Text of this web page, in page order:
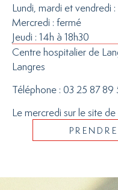
Lundi, mardi et vendredi
Mercredi : fermé
Jeudi : 14h à 18h30
Centre hospitalier de
Langres
Téléphone : 03 25 87 89
Le mercredi sur le site de